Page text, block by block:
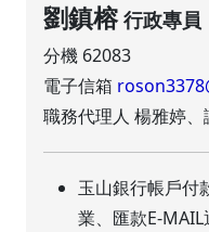
劉鎮榕行政專員
分機 62083
電子信箱
職務代理人 楊雅婷、
玉山銀行帳戶付
業、匯款E-